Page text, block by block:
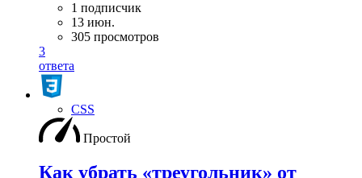
1 подписчик
13 июн.
305 просмотров
3
ответа
CSS
Простой
Как убрать «треугольник» от